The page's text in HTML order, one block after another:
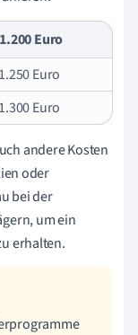
Euro
Euro
Euro
andere Kosten
oder
bei der
um ein
erhalten.